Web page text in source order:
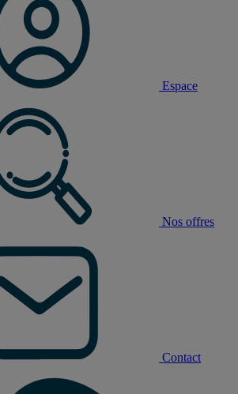
Espace
Nos offres
Contact